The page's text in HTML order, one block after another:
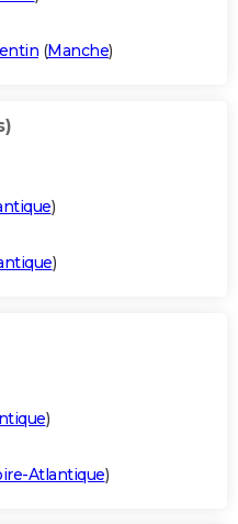
(Manche)
)
)
)
Atlantique)